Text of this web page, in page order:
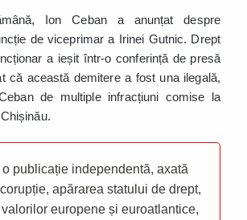
Ion Ceban a anunțat despre
de viceprimar a Irinei Gutnic. Drept
a ieșit într-o conferință de presă
că această demitere a fost una ilegală,
de multiple infracțiuni comise la
o publicație independentă, axată
apărarea statului de drept,
europene și euroatlantice,